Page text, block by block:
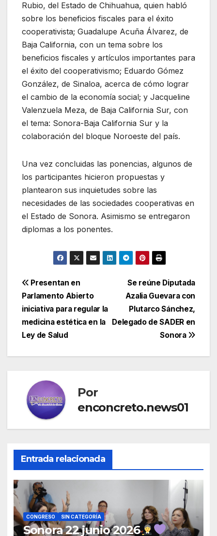
Rubio, del Estado de Chihuahua, quien habló
sobre los beneficios fiscales para el éxito
cooperativista; Guadalupe Acuña Álvarez, de
Baja California, con un tema sobre los
beneficios fiscales y artículos importantes para
el éxito del cooperativismo; Eduardo Gómez
González, de Sinaloa, acerca de cómo lograr
el cambio de la economía social; y Jacqueline
Valenzuela Meza, de Baja California Sur, con
el tema: Sonora-Baja California Sur y la
colaboración del bloque Noroeste del país.
Una vez concluidas las ponencias, algunos de
los participantes hicieron propuestas y
plantearon sus inquietudes sobre las
necesidades de las sociedades cooperativas en
el Estado de Sonora. Asimismo se entregaron
diplomas a los ponentes.
Navegación
de
entradas
Se reúne Diputada
Azalia Guevara con
Plutarco Sánchez,
Delegado de SADER en
Sonora
Presentan en
Parlamento Abierto
iniciativa para regular la
medicina estética en la
Ley de Salud
Por
enconcreto.news01
Entrada relacionada
CONGRESO SIN CATEGORÍA
Sonora 22 junio 2026